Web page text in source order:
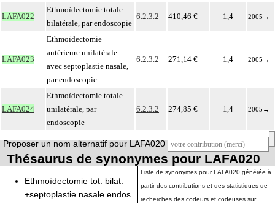
LAFA022
Ethmoïdectomie totale
bilatérale, par endoscopie
6.2.3.2 410,46 € 1,4 2005 →
LAFA023
Ethmoïdectomie
antérieure unilatérale
avec septoplastie nasale,
par endoscopie
6.2.3.2 271,14 € 1,4 2005 →
LAFA024
Ethmoïdectomie totale
unilatérale, par
endoscopie
6.2.3.2 274,85 € 1,4 2005 →
Proposer un nom alternatif pour LAFA020
Thésaurus de synonymes pour LAFA020
Ethmoïdectomie tot. bilat.
+septoplastie nasale endos.
Liste de synonymes pour LAFA020 générée à
partir des contributions et des statistiques de
recherches des codeurs et codeuses sur